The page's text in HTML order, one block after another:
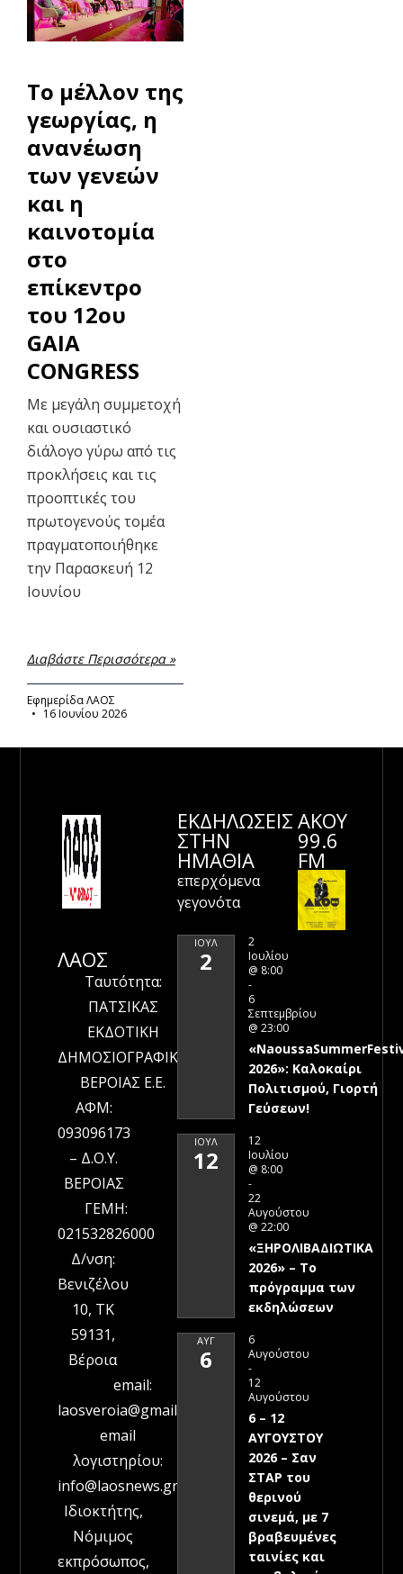
Το μέλλον της
γεωργίας, η
ανανέωση
των γενεών
και η
καινοτομία
στο
επίκεντρο
του 12ου
GAIA
CONGRESS
Με μεγάλη συμμετοχή
και ουσιαστικό
διάλογο γύρω από τις
προκλήσεις και τις
προοπτικές του
πρωτογενούς τομέα
πραγματοποιήθηκε
την Παρασκευή 12
Ιουνίου
Διαβάστε Περισσότερα »
Εφημερίδα ΛΑΟΣ
16 Ιουνίου 2026
ΛΑΟΣ
Ταυτότητα:
ΠΑΤΣΙΚΑΣ
ΕΚΔΟΤΙΚΗ
ΔΗΜΟΣΙΟΓΡΑΦΙΚΗ
ΒΕΡΟΙΑΣ Ε.Ε.
ΑΦΜ:
093096173
– Δ.Ο.Υ.
ΒΕΡΟΙΑΣ
ΓΕΜΗ:
021532826000
Δ/νση:
Βενιζέλου
10, ΤΚ
59131,
Βέροια
email:
laosveroia@gmail.com
email
λογιστηρίου:
info@laosnews.gr
Ιδιοκτήτης,
Νόμιμος
εκπρόσωπος,
ΕΚΔΗΛΩΣΕΙΣ
ΣΤΗΝ
ΗΜΑΘΊΑ
επερχόμενα
γεγονότα
ΙΟΎΛ
2
2
Ιουλίου
@ 8:00
-
6
Σεπτεμβρίου
@ 23:00
2026»: Καλοκαίρι
Πολιτισμού, Γιορτή
Γεύσεων!
ΙΟΎΛ
12
12
Ιουλίου
@ 8:00
-
22
Αυγούστου
@ 22:00
«ΞΗΡΟΛΙΒΑΔΙΩΤΙΚΑ
2026» – To
πρόγραμμα των
εκδηλώσεων
ΑΥΓ
6
6
Αυγούστου
-
12
Αυγούστου
6 – 12
ΑΥΓΟΥΣΤΟΥ
2026 – Σαν
ΣΤΑΡ του
θερινού
σινεμά, με 7
βραβευμένες
ταινίες και
ΑΚΟΥ
99.6
FM